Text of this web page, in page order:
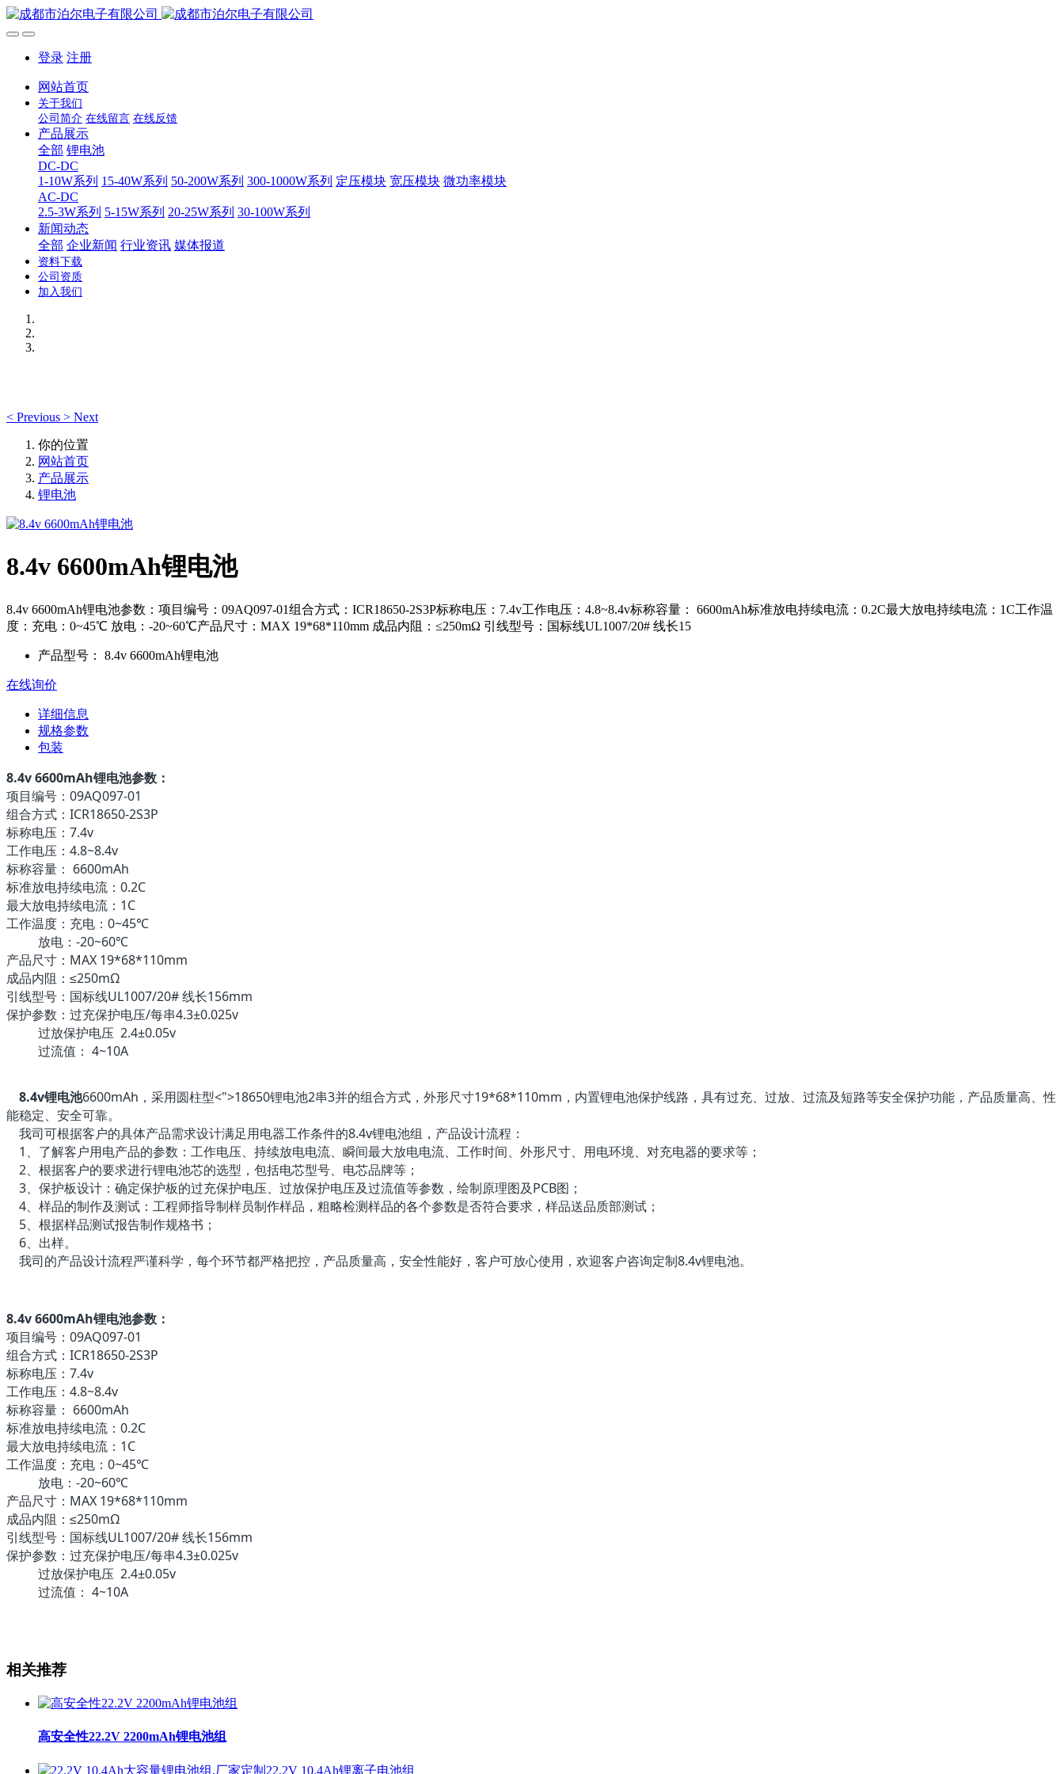
登录 注册
网站首页
关于我们
公司简介 在线留言 在线反馈
产品展示
全部 锂电池
DC-DC
1-10W系列 15-40W系列 50-200W系列 300-1000W系列 定压模块 宽压模块 微功率模块
AC-DC
2.5-3W系列 5-15W系列 20-25W系列 30-100W系列
新闻动态
全部 企业新闻 行业资讯 媒体报道
资料下载
公司资质
加入我们
< Previous > Next
你的位置
网站首页
产品展示
锂电池
8.4v 6600mAh锂电池
8.4v 6600mAh锂电池参数：项目编号：09AQ097-01组合方式：ICR18650-2S3P标称电压：7.4v工作电压：4.8~8.4v标称容量： 6600mAh标准放电持续电流：0.2C最大放电持续电流：1C工作温
度：充电：0~45℃ 放电：-20~60℃产品尺寸：MAX 19*68*110mm 成品内阻：≤250mΩ 引线型号：国标线UL1007/20# 线长15
产品型号： 8.4v 6600mAh锂电池
在线询价
详细信息
规格参数
包装
8.4v 6600mAh锂电池参数：
项目编号：09AQ097-01
组合方式：ICR18650-2S3P
标称电压：7.4v
工作电压：4.8~8.4v
标称容量： 6600mAh
标准放电持续电流：0.2C
最大放电持续电流：1C
工作温度：充电：0~45℃
放电：-20~60℃
产品尺寸：MAX 19*68*110mm
成品内阻：≤250mΩ
引线型号：国标线UL1007/20# 线长156mm
保护参数：过充保护电压/每串4.3±0.025v
过放保护电压 2.4±0.05v
过流值： 4~10A
8.4v锂电池6600mAh，采用圆柱型<">18650锂电池2串3并的组合方式，外形尺寸19*68*110mm，内置锂电池保护线路，具有过充、过放、过流及短路等安全保护功能，产品质量高、性
能稳定、安全可靠。
我司可根据客户的具体产品需求设计满足用电器工作条件的8.4v锂电池组，产品设计流程：
1、了解客户用电产品的参数：工作电压、持续放电电流、瞬间最大放电电流、工作时间、外形尺寸、用电环境、对充电器的要求等；
2、根据客户的要求进行锂电池芯的选型，包括电芯型号、电芯品牌等；
3、保护板设计：确定保护板的过充保护电压、过放保护电压及过流值等参数，绘制原理图及PCB图；
4、样品的制作及测试：工程师指导制样员制作样品，粗略检测样品的各个参数是否符合要求，样品送品质部测试；
5、根据样品测试报告制作规格书；
6、出样。
我司的产品设计流程严谨科学，每个环节都严格把控，产品质量高，安全性能好，客户可放心使用，欢迎客户咨询定制8.4v锂电池。
8.4v 6600mAh锂电池参数：
项目编号：09AQ097-01
组合方式：ICR18650-2S3P
标称电压：7.4v
工作电压：4.8~8.4v
标称容量： 6600mAh
标准放电持续电流：0.2C
最大放电持续电流：1C
工作温度：充电：0~45℃
放电：-20~60℃
产品尺寸：MAX 19*68*110mm
成品内阻：≤250mΩ
引线型号：国标线UL1007/20# 线长156mm
保护参数：过充保护电压/每串4.3±0.025v
过放保护电压 2.4±0.05v
过流值： 4~10A
相关推荐
高安全性22.2V 2200mAh锂电池组